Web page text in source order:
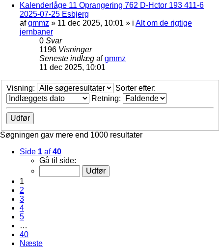
Kalenderlåge 11 Oprangering 762 D-Hctor 193 411-6
2025-07-25 Esbjerg
afgmmz » 11 dec 2025, 10:01 » i Alt om de rigtige
jernbaner
0 Svar
1196 Visninger
Seneste indlæg afgmmz
11 dec 2025, 10:01
Visning:
Sorter efter:
Retning:
Søgningen gav mere end 1000 resultater
Side 1 af40
Gå til side:
1
2
3
4
5
…
40
Næste